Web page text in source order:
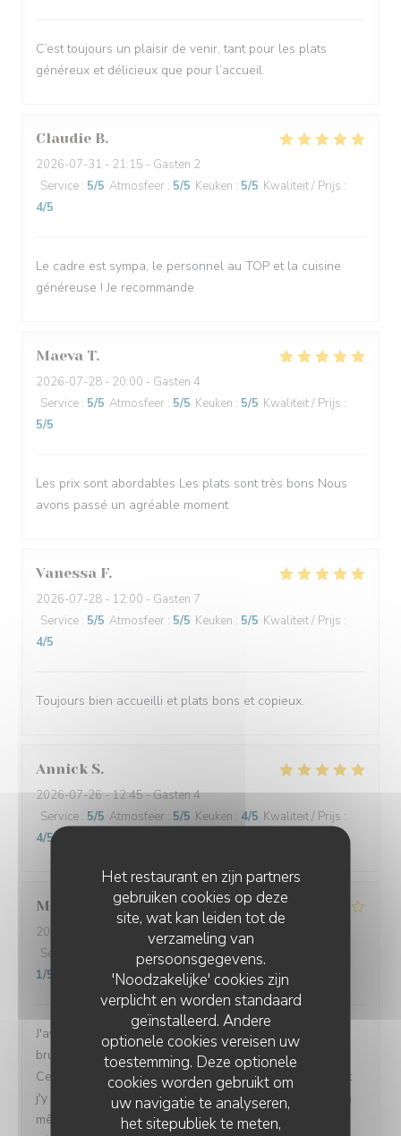
Het restaurant en zijn partners
gebruiken cookies op deze
site, wat kan leiden tot de
verzameling van
persoonsgegevens.
'Noodzakelijke' cookies zijn
verplicht en worden standaard
geïnstalleerd. Andere
optionele cookies vereisen uw
toestemming. Deze optionele
cookies worden gebruikt om
uw navigatie te analyseren,
het sitepubliek te meten,
C’est toujours un plaisir de venir, tant pour les plats
généreux et délicieux que pour l’accueil.
Claudie B
2026-07-31 - 21:15 - Gasten 2
Service : 5/5 Atmosfeer : 5/5 Keuken : 5/5 Kwaliteit / Prijs :
4/5
Le cadre est sympa, le personnel au TOP et la cuisine
généreuse ! Je recommande
Maeva T
2026-07-28 - 20:00 - Gasten 4
Service : 5/5 Atmosfeer : 5/5 Keuken : 5/5 Kwaliteit / Prijs :
5/5
Les prix sont abordables Les plats sont très bons Nous
avons passé un agréable moment
Vanessa F
2026-07-28 - 12:00 - Gasten 7
Service : 5/5 Atmosfeer : 5/5 Keuken : 5/5 Kwaliteit / Prijs :
4/5
Toujours bien accueilli et plats bons et copieux.
Annick S
2026-07-26- 12:45 - Gasten 4
Service : 5/5 Atmosfeer : 5/5 Keuken : 4/5 Kwaliteit / Prijs :
4/5
Marine
2026-07-26
- 12:00 - Gasten 4
Service
Atmosfeer: 4/5 Keuken:3/5
1/5
J'avais l'habitude de venir dans ce restaurant pour le
brunch et j'en gardais toujours un excellent souvenir.
Cela faisait un moment que je n'y étais pas retournée et
j'y suis revenue avec plaisir, convaincue d'y retrouver la
même qualité. Malheureusement, cette fois-ci, la